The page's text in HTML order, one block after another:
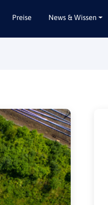
Gebäudeausbau
Gebäudeausstattung
Gebäudetechnik
Hochbau / Rohbau
Lieferungen
Planungsleistungen
Preise News & Wissen